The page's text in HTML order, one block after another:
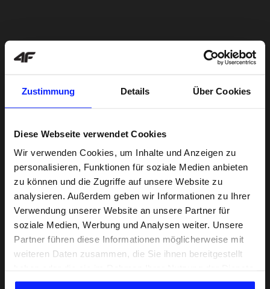
Zustimmung Details Über Cookies
Diese Webseite verwendet Cookies
Wir verwenden Cookies, um Inhalte und Anzeigen zu
personalisieren, Funktionen für soziale Medien anbieten
zu können und die Zugriffe auf unsere Website zu
analysieren. Außerdem geben wir Informationen zu Ihrer
Verwendung unserer Website an unsere Partner für
soziale Medien, Werbung und Analysen weiter. Unsere
Partner führen diese Informationen möglicherweise mit
weiteren Daten zusammen, die Sie ihnen bereitgestellt
gesammelt haben.